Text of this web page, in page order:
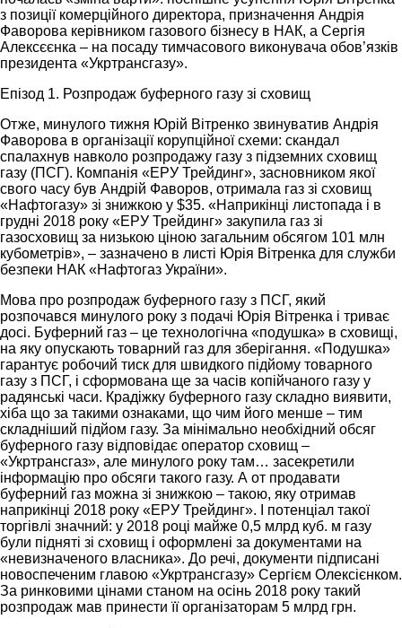
з позиції комерційного директора, призначення Андрія
Фаворова керівником газового бізнесу в НАК, а Сергія
Алексєєнка – на посаду тимчасового виконувача обов’язків
президента «Укртрансгазу».
Епізод 1. Розпродаж буферного газу зі сховищ
Отже, минулого тижня Юрій Вітренко звинуватив Андрія
Фаворова в організації корупційної схеми: скандал
спалахнув навколо розпродажу газу з підземних сховищ
газу (ПСГ). Компанія «ЕРУ Трейдинг», засновником якої
свого часу був Андрій Фаворов, отримала газ зі сховищ
«Нафтогазу» зі знижкою у $35. «Наприкінці листопада і в
грудні 2018 року «ЕРУ Трейдинг» закупила газ зі
газосховищ за низькою ціною загальним обсягом 101 млн
кубометрів», – зазначено в листі Юрія Вітренка для служби
безпеки НАК «Нафтогаз України».
Мова про розпродаж буферного газу з ПСГ, який
розпочався минулого року з подачі Юрія Вітренка і триває
досі. Буферний газ – це технологічна «подушка» в сховищі,
на яку опускають товарний газ для зберігання. «Подушка»
гарантує робочий тиск для швидкого підйому товарного
газу з ПСГ, і сформована ще за часів копійчаного газу у
радянські часи. Крадіжку буферного газу складно виявити,
хіба що за такими ознаками, що чим його менше – тим
складніший підйом газу. За мінімально необхідний обсяг
буферного газу відповідає оператор сховищ –
«Укртрансгаз», але минулого року там… засекретили
інформацію про обсяги такого газу. А от продавати
буферний газ можна зі знижкою – такою, яку отримав
наприкінці 2018 року «ЕРУ Трейдинг». І потенціал такої
торгівлі значний: у 2018 році майже 0,5 млрд куб. м газу
були підняті зі сховищ і оформлені за документами на
«невизначеного власника». До речі, документи підписані
новоспеченим главою «Укртрансгазу» Сергієм Олексієнком.
За ринковими цінами станом на осінь 2018 року такий
розпродаж мав принести її організаторам 5 млрд грн.